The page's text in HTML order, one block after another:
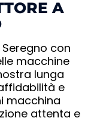
A
Seregno con
macchine
lunga
e
macchina
attenta e